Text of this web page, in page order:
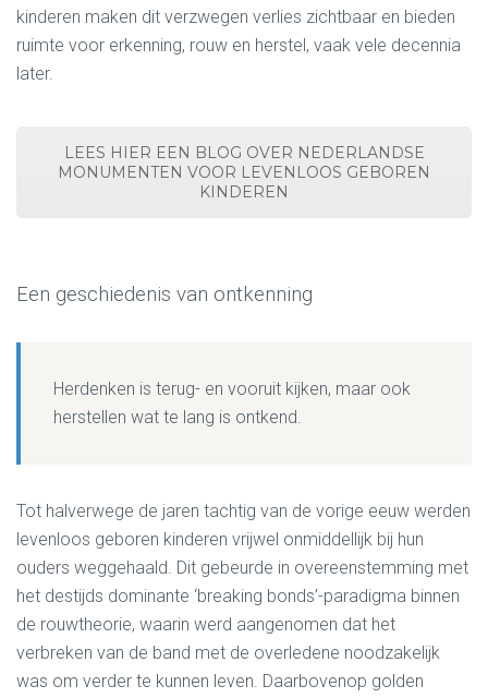
kinderen maken dit verzwegen verlies zichtbaar en bieden
ruimte voor erkenning, rouw en herstel, vaak vele decennia
later.
LEES HIER EEN BLOG OVER NEDERLANDSE
MONUMENTEN VOOR LEVENLOOS GEBOREN
KINDEREN
Een geschiedenis van ontkenning
Herdenken is terug- en vooruit kijken, maar ook
herstellen wat te lang is ontkend.
Tot halverwege de jaren tachtig van de vorige eeuw werden
levenloos geboren kinderen vrijwel onmiddellijk bij hun
ouders weggehaald. Dit gebeurde in overeenstemming met
het destijds dominante ‘breaking bonds’-paradigma binnen
de rouwtheorie, waarin werd aangenomen dat het
verbreken van de band met de overledene noodzakelijk
was om verder te kunnen leven. Daarbovenop golden